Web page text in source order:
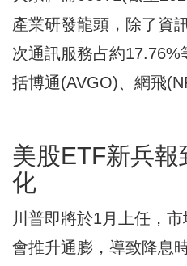
產業研發龍頭，除了資
次通訊服務占約
括博通(AVGO)、網飛
美股ETF新兵
化
川普即將於1月上任，
會推升通膨，導致降息